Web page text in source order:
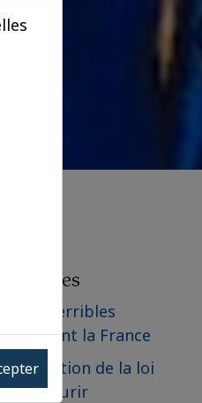
articles
- Les terribles
frappent la France
- Adoption de la loi
à mourir